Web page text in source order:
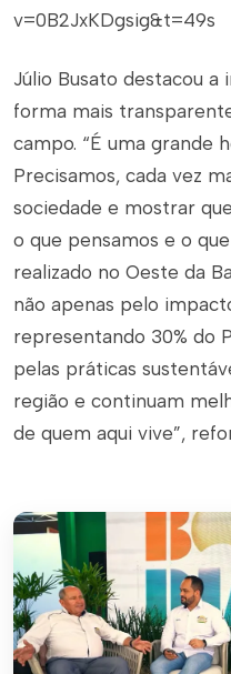
v=0B2JxKDgsig&t=49s
Júlio Busato destacou
forma mais
campo. “É uma grande
Precisamos, cada vez
sociedade e mostrar
o que pensamos e o
realizado no Oeste da
não apenas pelo
representando 30% do
pelas práticas
região e continuam
de quem aqui vive”,